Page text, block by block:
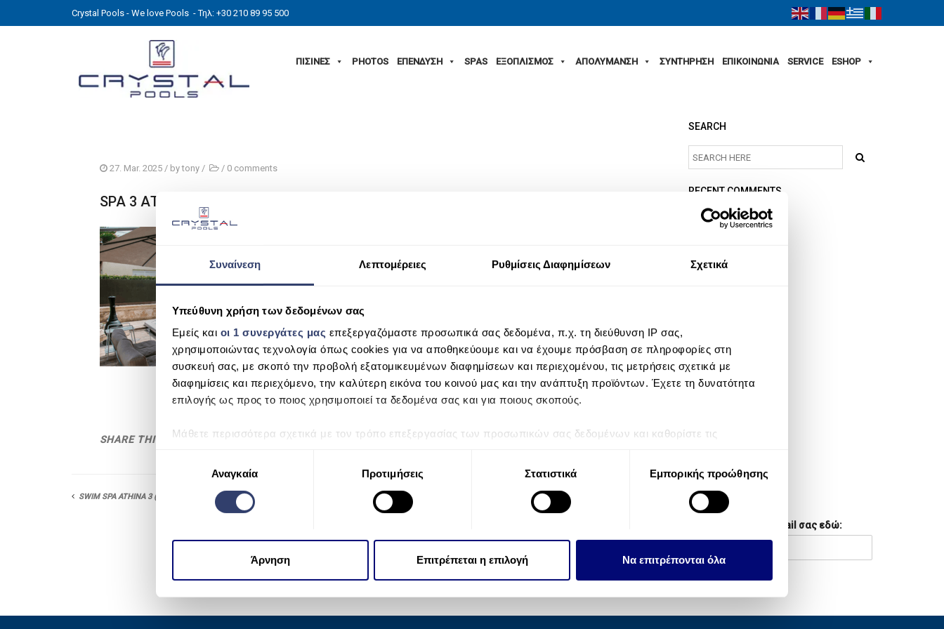
Συναίνεση Λεπτομέρειες Ρυθμίσεις Διαφημίσεων Σχετικά
Υπεύθυνη χρήση των δεδομένων σας
Εμείς και οι 1 συνεργάτες μας επεξεργαζόμαστε προσωπικά σας δεδομένα, π.χ. τη διεύθυνση IP σας,
χρησιμοποιώντας τεχνολογία όπως cookies για να αποθηκεύουμε και να έχουμε πρόσβαση σε πληροφορίες στη
συσκευή σας, με σκοπό την προβολή εξατομικευμένων διαφημίσεων και περιεχομένου, τις μετρήσεις σχετικά με
διαφημίσεις και περιεχόμενο, την καλύτερη εικόνα του κοινού μας και την ανάπτυξη προϊόντων. Έχετε τη δυνατότητα
επιλογής ως προς το ποιος χρησιμοποιεί τα δεδομένα σας και για ποιους σκοπούς.
Μάθετε περισσότερα σχετικά με τον τρόπο επεξεργασίας των προσωπικών σας δεδομένων και καθορίστε τις
πάσα στιγμή από τη Δήλωση Cookies.
Χρησιμοποιούμε cookie για την εξατομίκευση περιεχομένου και διαφημίσεων, την παροχή λειτουργιών κοινωνικών
από μέρους σας χρήση των υπηρεσιών τους.
υ
Αναγκαία Προτιμήσεις Στατιστικά Εμπορικής προώθησης
Άρνηση Επιτρέπεται η επιλογή Να επιτρέπονται όλα
Crystal Pools - We love Pools - Τηλ: +30 210 89 95 500
ΠΙΣΙΝΕΣ PHOTOS ΕΠΕΝΔΥΣΗ SPAS ΕΞΟΠΛΙΣΜΟΣ ΑΠΟΛΥΜΑΝΣΗ ΣΥΝΤΗΡΗΣΗ ΕΠΙΚΟΙΝΩΝΙΑ SERVICE ESHOP
27. Mar. 2025 / bytony / / 0 comments
SPA 3 ΑΤΟΜΩΝ ATHINA 3c
SHARE THIS
SWIM SPA ATHINA 3 (3 ATOMA)
SEARCH
RECENT COMMENTS
ARCHIVES
CATEGORIES
Log in
Comments feed
NEWSLETTER
Συμπληρώστε το email σας εδώ: